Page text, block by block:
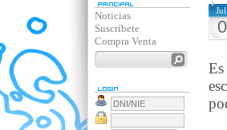
Noticias
Suscríbete
Compra Venta